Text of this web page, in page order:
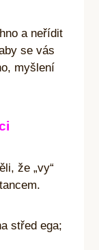
a neřídit
se vás
myšlení
že „vy“
střed ega;